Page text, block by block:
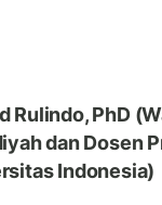
Rulindo, PhD
dan Dosen
Indonesia)